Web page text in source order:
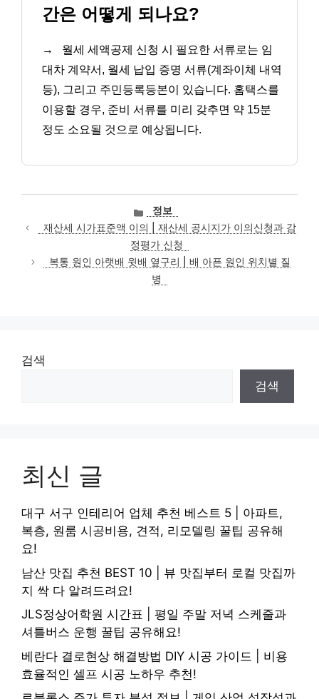
간은 어떻게 되나요?
→
월세 세액공제 신청 시 필요한 서류로는 임
대차 계약서, 월세 납입 증명 서류(계좌이체 내역
등), 그리고 주민등록등본이 있습니다. 홈택스를
이용할 경우, 준비 서류를 미리 갖추면 약 15분
정도 소요될 것으로 예상됩니다.
카
테
고
리
정보
재산세 시가표준액 이의 | 재산세 공시지가 이의신청과 감
정평가 신청
복통 원인 아랫배 윗배 옆구리 | 배 아픈 원인 위치별 질
병
검색
검색
최신 글
대구 서구 인테리어 업체 추천 베스트 5 | 아파트,
복층, 원룸 시공비용, 견적, 리모델링 꿀팁 공유해
요!
남산 맛집 추천 BEST 10 | 뷰 맛집부터 로컬 맛집까
지 싹 다 알려드려요!
JLS정상어학원 시간표 | 평일 주말 저녁 스케줄과
셔틀버스 운행 꿀팁 공유해요!
베란다 결로현상 해결방법 DIY 시공 가이드 | 비용
효율적인 셀프 시공 노하우 추천!